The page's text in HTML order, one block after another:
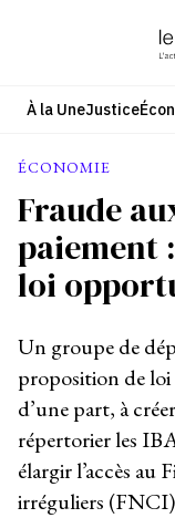
À la UneJustice
ÉCONOMIE
Fraude
paiement
loi
Un groupe de
proposition de loi
d’une part, à
répertorier les
élargir l’accès au
irréguliers